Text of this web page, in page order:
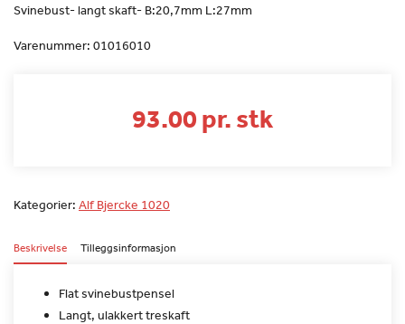
Svinebust- langt skaft- B:20,7mm L:27mm
Varenummer: 01016010
93.00 pr. stk
Kategorier: Alf Bjercke 1020
Beskrivelse Tilleggsinformasjon
Flat svinebustpensel
Langt, ulakkert treskaft